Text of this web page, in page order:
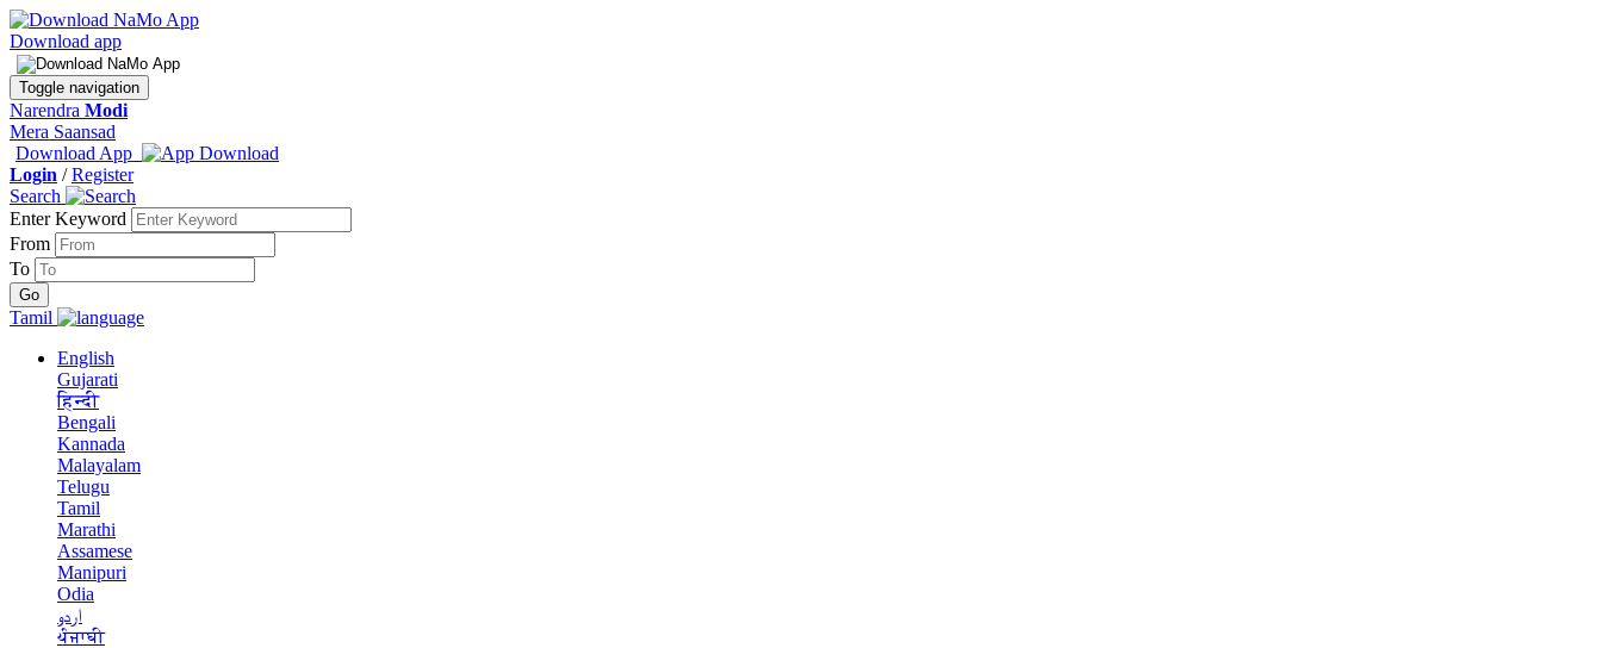
Download app
Toggle navigation
Narendra Modi
Mera Saansad
Download App
Login /Register
Search
Enter Keyword
From
To
Tamil
English
Gujarati
हिन्दी
Bengali
Kannada
Malayalam
Telugu
Tamil
Marathi
Assamese
Manipuri
Odia
اردو
ਪੰਜਾਬੀ